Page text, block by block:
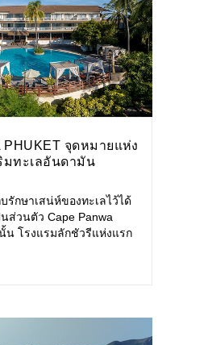
PHUKET จุดหมายแห่ง
มทะเลอันดามัน
รักษาเสน่ห์ของทะเลไว้ได้
ส่วนตัว Cape Panwa
น โรงแรมลักชัวรีแห่งแรก
นออกเฉียงใต้ของเกาะ